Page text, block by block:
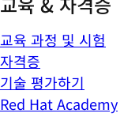
교육 과정 및 시험
자격증
기술 평가하기
Red Hat Academy